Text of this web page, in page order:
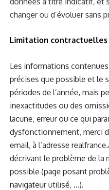
changer ou d’évoluer sans
Limitation contractuelles
Les informations
précises que possible et le
périodes de l’année, mais
inexactitudes ou des
lacune, erreur ou ce qui
dysfonctionnement, merci
email, à l’adresse
décrivant le problème de la
possible (page posant
navigateur utilisé, …).